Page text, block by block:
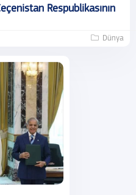
Respublikasının
Dünya